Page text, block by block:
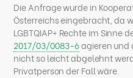
Die Anfrage wurde in
Österreichs eingebracht, da
LGBTQIAP+ Rechte im Sinne
2017/03/0083-6agieren und
nicht so leicht abgelehnt
Privatperson der Fall wäre.